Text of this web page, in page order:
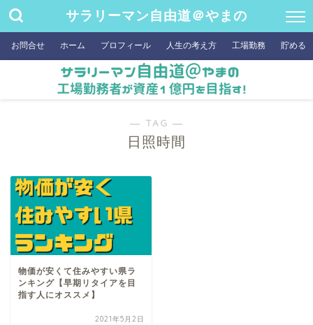
サラリーマン自由道＠やまの
お問合せ ホーム プロフィール 人生の考え方 工場勤務 貯める
― TAG ―
日照時間
物価が安くて住みやすい県ラ
ンキング【早期リタイアを目
指す人にオススメ】
2021年5月2日